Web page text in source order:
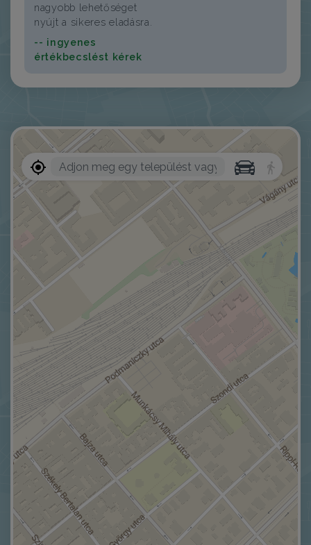
nagyobb lehetőséget
nyújt a sikeres eladásra.
-- ingyenes
értékbecslést kérek